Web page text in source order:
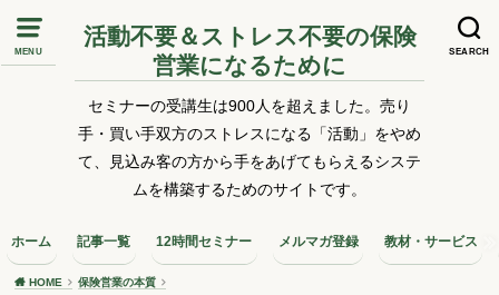
MENU SEARCH
活動不要＆ストレス不要の保険
営業になるために
セミナーの受講生は900人を超えました。売り
手・買い手双方のストレスになる「活動」をやめ
て、見込み客の方から手をあげてもらえるシステ
ムを構築するためのサイトです。
ホーム 記事一覧 12時間セミナー メルマガ登録 教材・サービス
HOME 保険営業の本質